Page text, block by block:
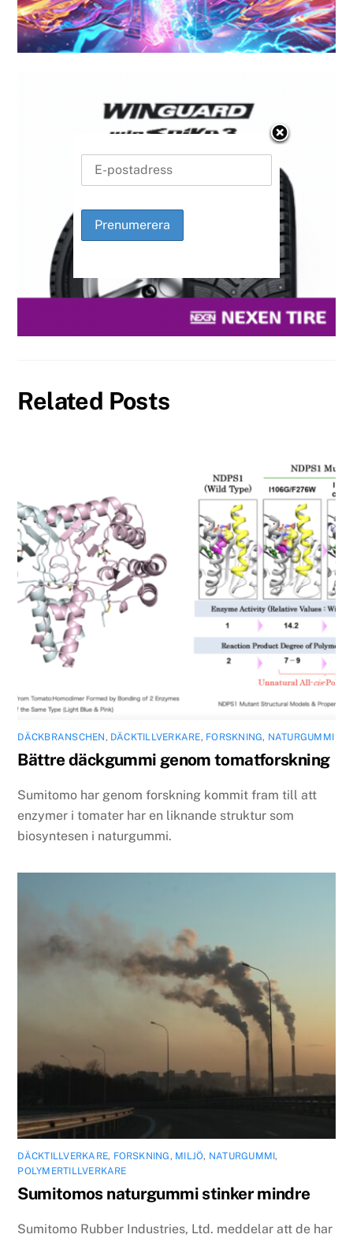
Related Posts
DÄCKBRANSCHEN , DÄCKTILLVERKARE, FORSKNING, NATURGUMMI
Bättre däckgummi genom tomatforskning
Sumitomo har genom forskning kommit fram till att
enzymer i tomater har en liknande struktur som
biosyntesen i naturgummi.
DÄCKTILLVERKARE, FORSKNING , MILJÖ, NATURGUMMI,
POLYMERTILLVERKARE
Sumitomos naturgummi stinker mindre
Sumitomo Rubber Industries, Ltd. meddelar att de har